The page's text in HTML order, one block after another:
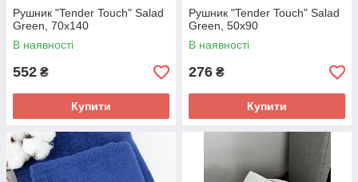
Рушник "Tender Touch" Salad
Green, 70x140
В наявності
552 ₴
Купити
Рушник "Tender Touch" Salad
Green, 50x90
В наявності
276 ₴
Купити